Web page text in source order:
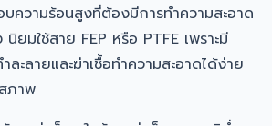
ความร้อนสูงที่ต้องมีการทำความสะอาด
ยมใช้สาย FEP หรือ PTFE เพราะมี
ะลายและฆ่าเชื้อทำความสะอาดได้ง่าย
ภาพ